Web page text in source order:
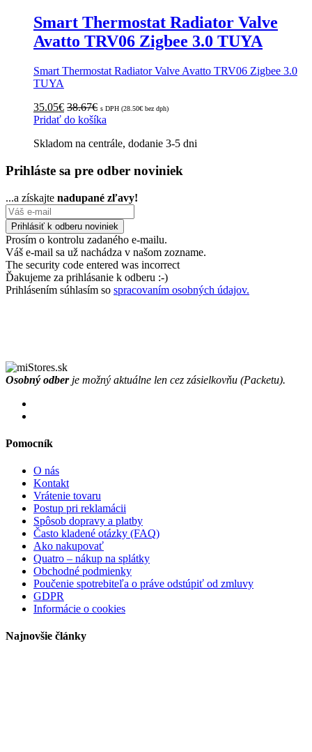
Smart Thermostat Radiator Valve
Avatto TRV06 Zigbee 3.0 TUYA
Smart Thermostat Radiator Valve Avatto TRV06 Zigbee 3.0
TUYA
35.05€ 38.67€ s DPH (28.50€ bez dph)
Pridať do košíka
Skladom na centrále, dodanie 3-5 dni
Prihláste sa pre odber noviniek
...a získajte nadupané zľavy!
Prosím o kontrolu zadaného e-mailu.
Váš e-mail sa už nachádza v našom zozname.
The security code entered was incorrect
Ďakujeme za prihlásanie k odberu :-)
Prihlásením súhlasím so spracovaním osobných údajov.
Osobný odberje možný aktuálne len cez zásielkovňu (Packetu).
Pomocník
O nás
Kontakt
Vrátenie tovaru
Postup pri reklamácii
Spôsob dopravy a platby
Často kladené otázky (FAQ)
Ako nakupovať
Quatro – nákup na splátky
Obchodné podmienky
Poučenie spotrebiteľa o práve odstúpiť od zmluvy
GDPR
Informácie o cookies
Najnovšie články